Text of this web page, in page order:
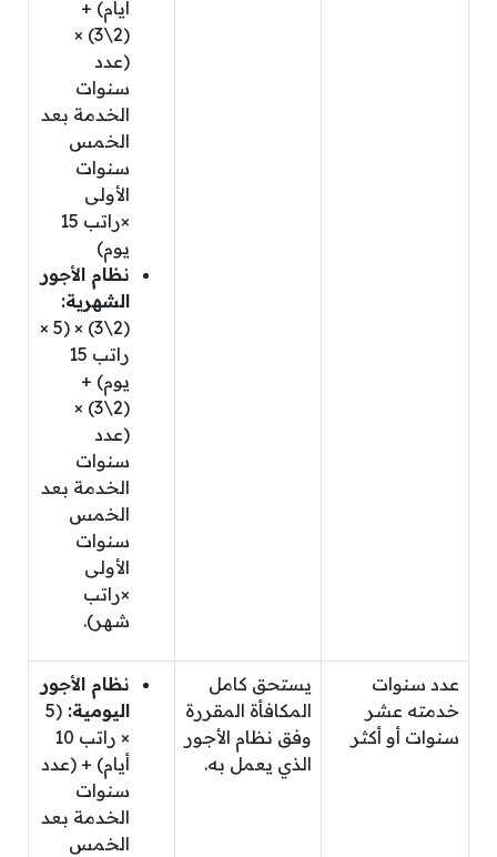
أيام) +
(2\3) ×
(عدد
سنوات
الخدمة بعد
الخمس
سنوات
الأولى
×راتب 15
يوم)
نظام الأجور
الشهرية:
(2\3) × (5 ×
راتب 15
يوم) +
(2\3) ×
(عدد
سنوات
الخدمة بعد
الخمس
سنوات
الأولى
×راتب
شهر).
عدد سنوات
خدمته عشر
سنوات أو أكثر
يستحق كامل
المكافأة المقررة
وفق نظام الأجور
الذي يعمل به.
نظام الأجور
اليومية:
(5
× راتب 10
أيام) + (عدد
سنوات
الخدمة بعد
الخمس